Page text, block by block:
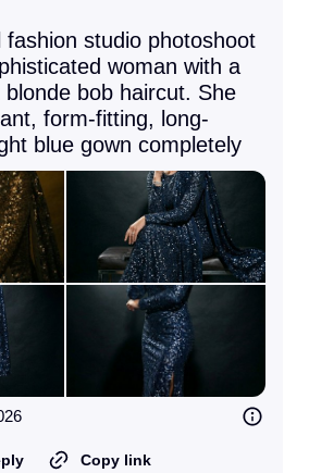
fashion studio photoshoot
woman with a
bob haircut. She
form-fitting, long-
blue gown completely
Copy link